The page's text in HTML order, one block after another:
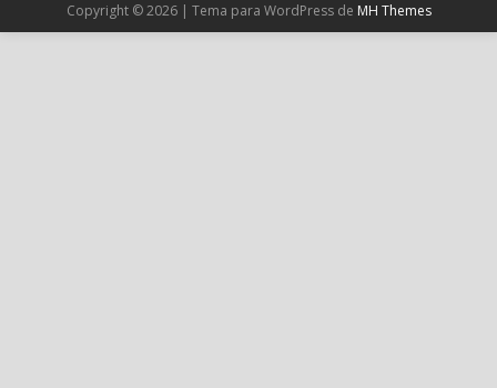
Cargar más
Copyright © 2026 | Tema para WordPress de MH Themes